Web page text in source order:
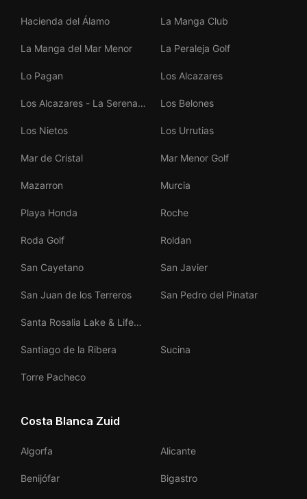
Hacienda del Álamo La Manga Club
La Manga del Mar Menor La Peraleja Golf
Lo Pagan Los Alcazares
Los Alcazares - La Serena
Los Belones
Los Nietos Los Urrutias
Mar de Cristal Mar Menor Golf
Mazarron Murcia
Playa Honda Roche
Roda Golf Roldan
San Cayetano San Javier
San Juan de los Terreros San Pedro del Pinatar
Santa Rosalia Lake & Life
Santiago de la Ribera
Sucina
Torre Pacheco
Costa Blanca Zuid
Algorfa Alicante
Benijófar Bigastro